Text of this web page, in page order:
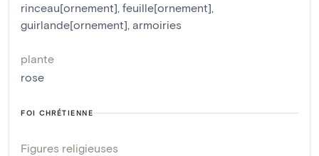
rinceau[ornement], feuille[ornement],
guirlande[ornement], armoiries
plante
rose
FOI CHRÉTIENNE
Figures religieuses